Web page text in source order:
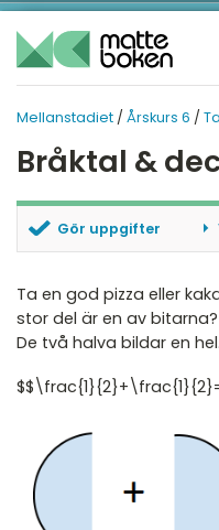
Mellanstadiet / Årskurs 6 /
Bråktal &
Gör uppgifter
Dela upp tal
Utvecklad form
Ta en god pizza eller
stor del är en av bitarna?
De två halva bildar en
Översikt
5
6